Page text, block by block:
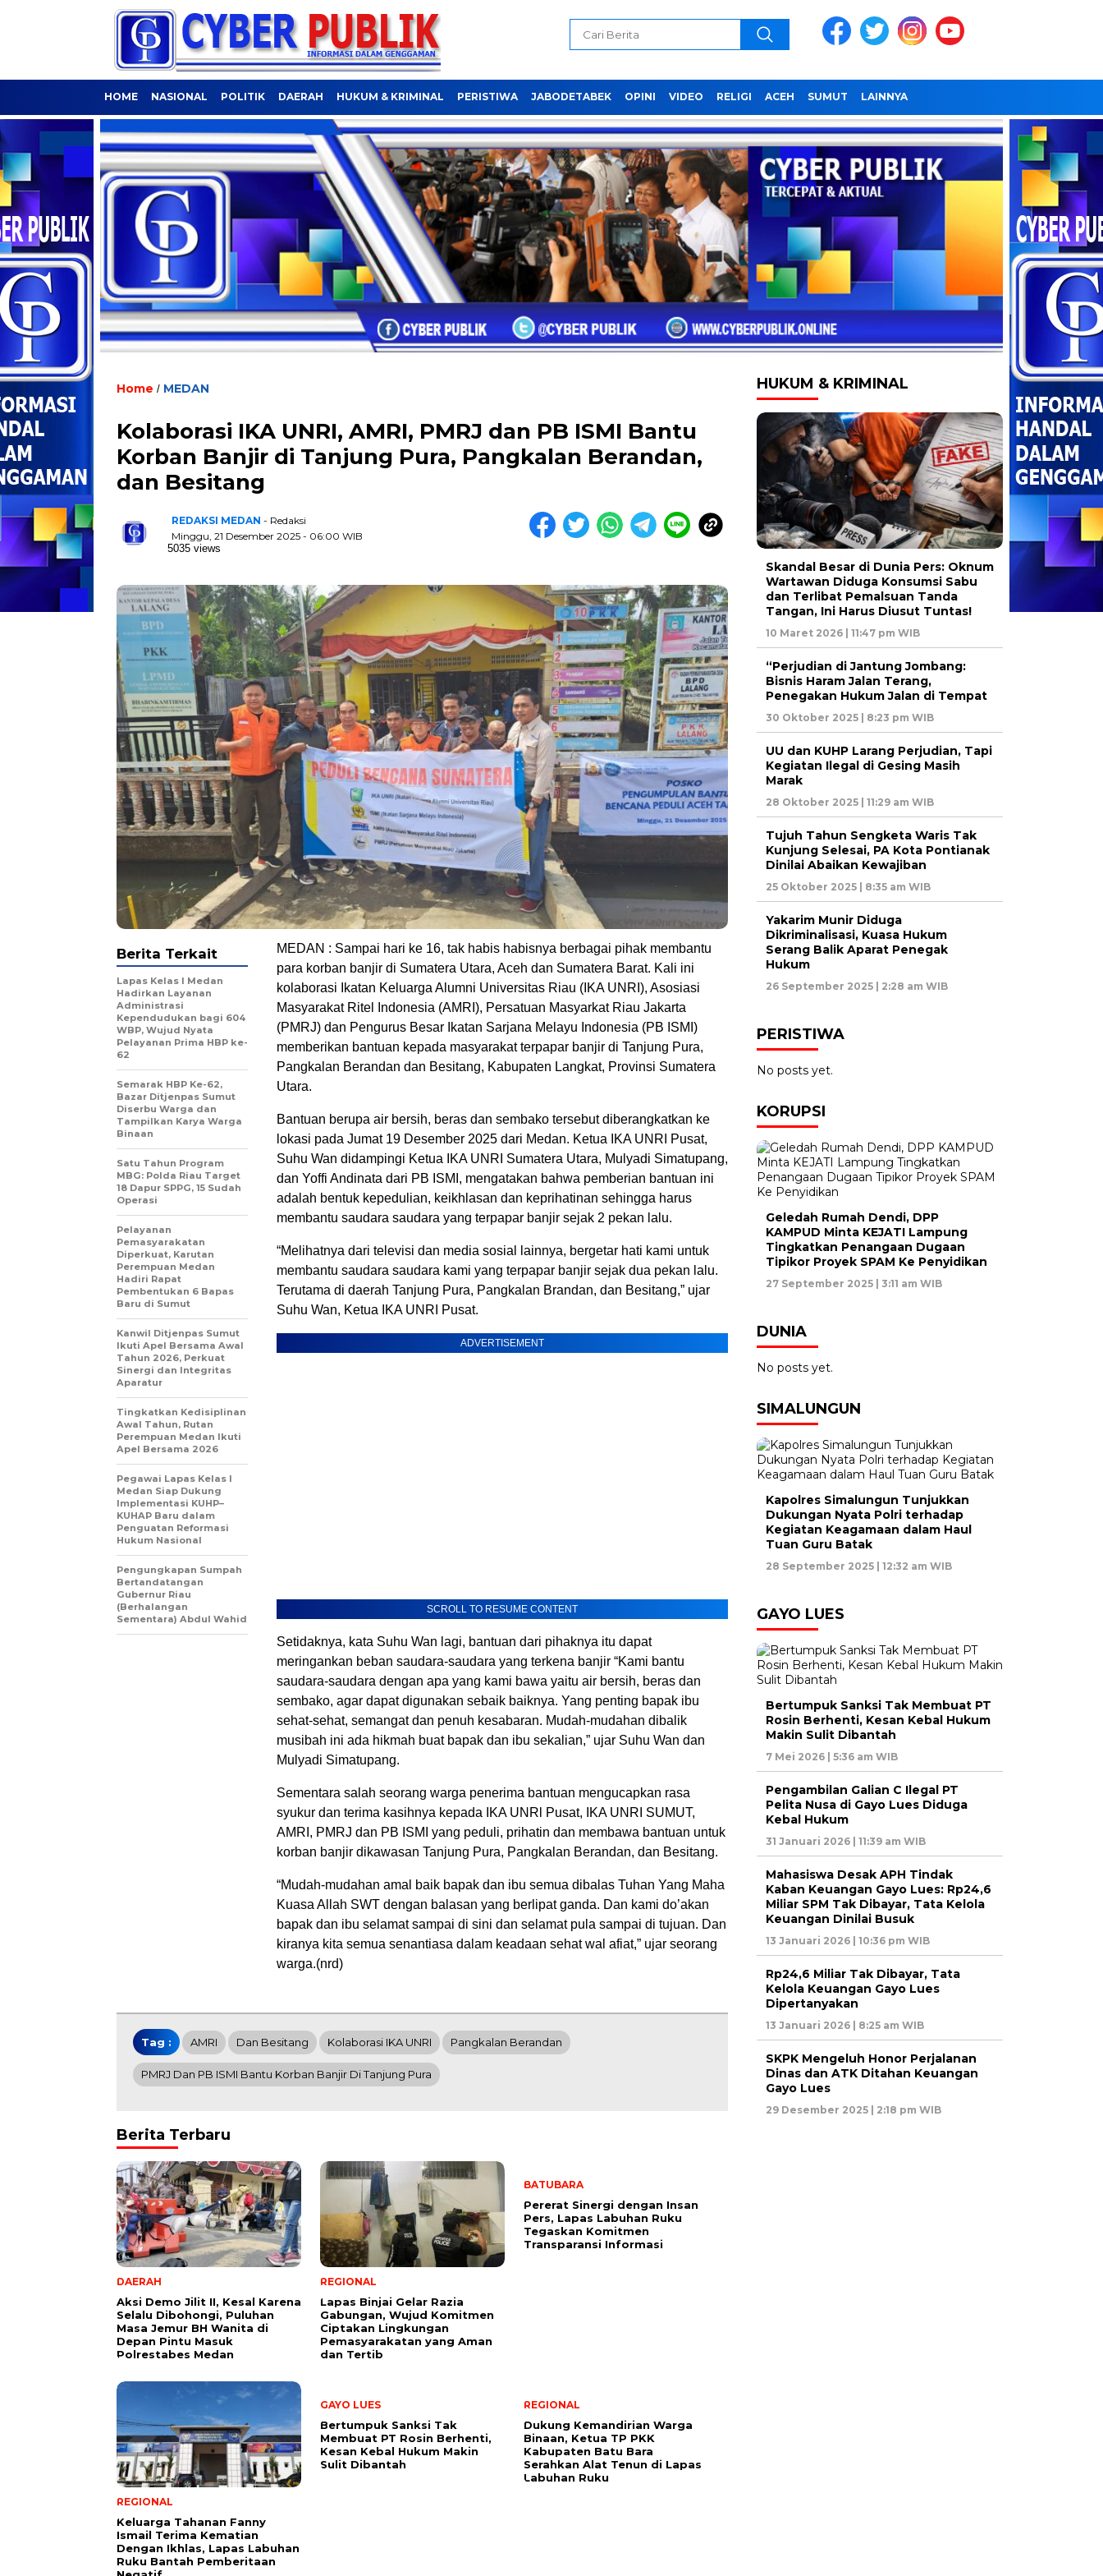
HOME NASIONAL POLITIK DAERAH HUKUM & KRIMINAL PERISTIWA JABODETABEK OPINI VIDEO RELIGI ACEH SUMUT LAINNYA
Home / MEDAN
Kolaborasi IKA UNRI, AMRI, PMRJ dan PB ISMI Bantu
Korban Banjir di Tanjung Pura, Pangkalan Berandan,
dan Besitang
REDAKSI MEDAN - Redaksi
Minggu, 21 Desember 2025 - 06:00 WIB
5035 views
MEDAN : Sampai hari ke 16, tak habis habisnya berbagai pihak membantu
para korban banjir di Sumatera Utara, Aceh dan Sumatera Barat. Kali ini
kolaborasi Ikatan Keluarga Alumni Universitas Riau (IKA UNRI), Asosiasi
Masyarakat Ritel Indonesia (AMRI), Persatuan Masyarkat Riau Jakarta
(PMRJ) dan Pengurus Besar Ikatan Sarjana Melayu Indonesia (PB ISMI)
memberikan bantuan kepada masyarakat terpapar banjir di Tanjung Pura,
Pangkalan Berandan dan Besitang, Kabupaten Langkat, Provinsi Sumatera
Utara.
Bantuan berupa air bersih, beras dan sembako tersebut diberangkatkan ke
lokasi pada Jumat 19 Desember 2025 dari Medan. Ketua IKA UNRI Pusat,
Suhu Wan didampingi Ketua IKA UNRI Sumatera Utara, Mulyadi Simatupang,
dan Yoffi Andinata dari PB ISMI, mengatakan bahwa pemberian bantuan ini
adalah bentuk kepedulian, keikhlasan dan keprihatinan sehingga harus
membantu saudara saudara yang terpapar banjir sejak 2 pekan lalu.
“Melihatnya dari televisi dan media sosial lainnya, bergetar hati kami untuk
membantu saudara saudara kami yang terpapar banjir sejak dua pekan lalu.
Terutama di daerah Tanjung Pura, Pangkalan Brandan, dan Besitang,” ujar
Suhu Wan, Ketua IKA UNRI Pusat.
ADVERTISEMENT
SCROLL TO RESUME CONTENT
Setidaknya, kata Suhu Wan lagi, bantuan dari pihaknya itu dapat
meringankan beban saudara-saudara yang terkena banjir “Kami bantu
saudara-saudara dengan apa yang kami bawa yaitu air bersih, beras dan
sembako, agar dapat digunakan sebaik baiknya. Yang penting bapak ibu
sehat-sehat, semangat dan penuh kesabaran. Mudah-mudahan dibalik
musibah ini ada hikmah buat bapak dan ibu sekalian,” ujar Suhu Wan dan
Mulyadi Simatupang.
Sementara salah seorang warga penerima bantuan mengucapkan rasa
syukur dan terima kasihnya kepada IKA UNRl Pusat, IKA UNRI SUMUT,
AMRI, PMRJ dan PB ISMI yang peduli, prihatin dan membawa bantuan untuk
korban banjir dikawasan Tanjung Pura, Pangkalan Berandan, dan Besitang.
“Mudah-mudahan amal baik bapak dan ibu semua dibalas Tuhan Yang Maha
Kuasa Allah SWT dengan balasan yang berlipat ganda. Dan kami do’akan
bapak dan ibu selamat sampai di sini dan selamat pula sampai di tujuan. Dan
kiranya kita semua senantiasa dalam keadaan sehat wal afiat,” ujar seorang
warga.(nrd)
Berita Terkait
Lapas Kelas I Medan
Hadirkan Layanan
Administrasi
Kependudukan bagi 604
WBP, Wujud Nyata
Pelayanan Prima HBP ke-
62
Semarak HBP Ke-62,
Bazar Ditjenpas Sumut
Diserbu Warga dan
Tampilkan Karya Warga
Binaan
Satu Tahun Program
MBG: Polda Riau Target
18 Dapur SPPG, 15 Sudah
Operasi
Pelayanan
Pemasyarakatan
Diperkuat, Karutan
Perempuan Medan
Hadiri Rapat
Pembentukan 6 Bapas
Baru di Sumut
Kanwil Ditjenpas Sumut
Ikuti Apel Bersama Awal
Tahun 2026, Perkuat
Sinergi dan Integritas
Aparatur
Tingkatkan Kedisiplinan
Awal Tahun, Rutan
Perempuan Medan Ikuti
Apel Bersama 2026
Pegawai Lapas Kelas I
Medan Siap Dukung
Implementasi KUHP–
KUHAP Baru dalam
Penguatan Reformasi
Hukum Nasional
Pengungkapan Sumpah
Bertandatangan
Gubernur Riau
(Berhalangan
Sementara) Abdul Wahid
Tag : AMRI Dan Besitang Kolaborasi IKA UNRI Pangkalan Berandan
PMRJ Dan PB ISMI Bantu Korban Banjir Di Tanjung Pura
Berita Terbaru
DAERAH
Aksi Demo Jilit II, Kesal Karena
Selalu Dibohongi, Puluhan
Masa Jemur BH Wanita di
Depan Pintu Masuk
Polrestabes Medan
REGIONAL
Lapas Binjai Gelar Razia
Gabungan, Wujud Komitmen
Ciptakan Lingkungan
Pemasyarakatan yang Aman
dan Tertib
BATUBARA
Pererat Sinergi dengan Insan
Pers, Lapas Labuhan Ruku
Tegaskan Komitmen
Transparansi Informasi
REGIONAL
Keluarga Tahanan Fanny
Ismail Terima Kematian
Dengan Ikhlas, Lapas Labuhan
Ruku Bantah Pemberitaan
GAYO LUES
Bertumpuk Sanksi Tak
Membuat PT Rosin Berhenti,
Kesan Kebal Hukum Makin
Sulit Dibantah
REGIONAL
Dukung Kemandirian Warga
Binaan, Ketua TP PKK
Kabupaten Batu Bara
Serahkan Alat Tenun di Lapas
Labuhan Ruku
HUKUM & KRIMINAL
Skandal Besar di Dunia Pers: Oknum
Wartawan Diduga Konsumsi Sabu
dan Terlibat Pemalsuan Tanda
Tangan, Ini Harus Diusut Tuntas!
10 Maret 2026 | 11:47 pm WIB
“Perjudian di Jantung Jombang:
Bisnis Haram Jalan Terang,
Penegakan Hukum Jalan di Tempat
30 Oktober 2025 | 8:23 pm WIB
UU dan KUHP Larang Perjudian, Tapi
Kegiatan Ilegal di Gesing Masih
Marak
28 Oktober 2025 | 11:29 am WIB
Tujuh Tahun Sengketa Waris Tak
Kunjung Selesai, PA Kota Pontianak
Dinilai Abaikan Kewajiban
25 Oktober 2025 | 8:35 am WIB
Yakarim Munir Diduga
Dikriminalisasi, Kuasa Hukum
Serang Balik Aparat Penegak
Hukum
26 September 2025 | 2:28 am WIB
PERISTIWA
No posts yet.
KORUPSI
Geledah Rumah Dendi, DPP
KAMPUD Minta KEJATI Lampung
Tingkatkan Penangaan Dugaan
Tipikor Proyek SPAM Ke Penyidikan
27 September 2025 | 3:11 am WIB
DUNIA
No posts yet.
SIMALUNGUN
Kapolres Simalungun Tunjukkan
Dukungan Nyata Polri terhadap
Kegiatan Keagamaan dalam Haul
Tuan Guru Batak
28 September 2025 | 12:32 am WIB
GAYO LUES
Bertumpuk Sanksi Tak Membuat PT
Rosin Berhenti, Kesan Kebal Hukum
Makin Sulit Dibantah
7 Mei 2026 | 5:36 am WIB
Pengambilan Galian C Ilegal PT
Pelita Nusa di Gayo Lues Diduga
Kebal Hukum
31 Januari 2026 | 11:39 am WIB
Mahasiswa Desak APH Tindak
Kaban Keuangan Gayo Lues: Rp24,6
Miliar SPM Tak Dibayar, Tata Kelola
Keuangan Dinilai Busuk
13 Januari 2026 | 10:36 pm WIB
Rp24,6 Miliar Tak Dibayar, Tata
Kelola Keuangan Gayo Lues
Dipertanyakan
13 Januari 2026 | 8:25 am WIB
SKPK Mengeluh Honor Perjalanan
Dinas dan ATK Ditahan Keuangan
Gayo Lues
29 Desember 2025 | 2:18 pm WIB